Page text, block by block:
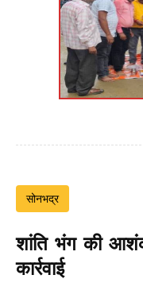
सोनभद्र
शांति भंग की
कार्रवाई